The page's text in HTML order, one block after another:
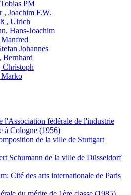
PM
, Joachim F.W.
, Ulrich
Hans-Joachim
Johannes
Bernhard
Christoph
l'Association fédérale de l'industrie
à Cologne (1956)
de la ville de Stuttgart
Schumann de la ville de Düsseldorf
Cité des arts internationale de Paris